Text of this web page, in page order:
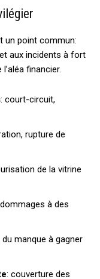
un point commun:
aux incidents à fort
financier.
: court-circuit,
rupture de
de la vitrine
à des
manque à gagner
: couverture des